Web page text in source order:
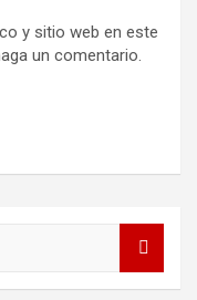
y sitio web en este
un comentario.